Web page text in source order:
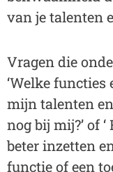
van je talenten
Vragen die
‘Welke
mijn talenten
nog bij mij?’ of
beter inzetten
functie of een